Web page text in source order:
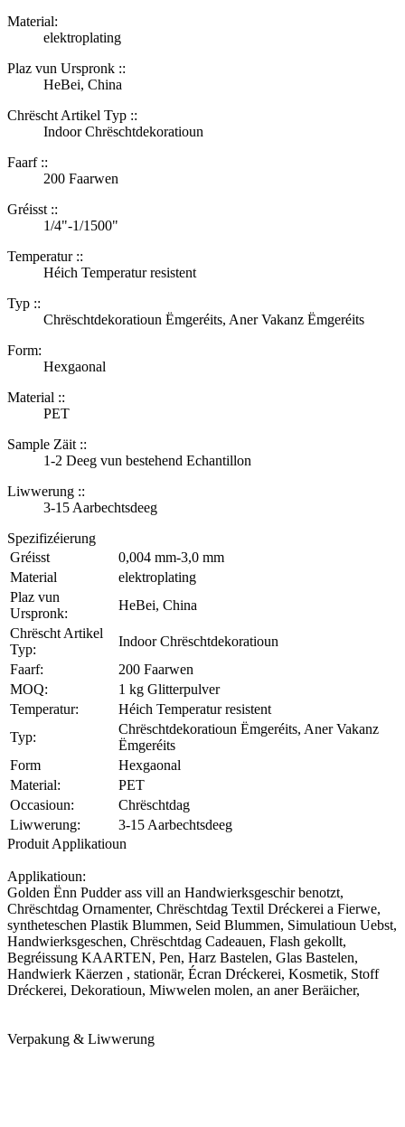
Material:
elektroplating
Plaz vun Urspronk ::
HeBei, China
Chrëscht Artikel Typ ::
Indoor Chrëschtdekoratioun
Faarf ::
200 Faarwen
Gréisst ::
1/4"-1/1500"
Temperatur ::
Héich Temperatur resistent
Typ ::
Chrëschtdekoratioun Ëmgeréits, Aner Vakanz Ëmgeréits
Form:
Hexgaonal
Material ::
PET
Sample Zäit ::
1-2 Deeg vun bestehend Echantillon
Liwwerung ::
3-15 Aarbechtsdeeg
Spezifizéierung
Gréisst
0,004 mm-3,0 mm
Material
elektroplating
Plaz vun
Urspronk:
HeBei, China
Chrëscht Artikel
Typ:
Indoor Chrëschtdekoratioun
Faarf:
200 Faarwen
MOQ:
1 kg Glitterpulver
Temperatur:
Héich Temperatur resistent
Typ:
Chrëschtdekoratioun Ëmgeréits, Aner Vakanz
Ëmgeréits
Form
Hexgaonal
Material:
PET
Occasioun:
Chrëschtdag
Liwwerung:
3-15 Aarbechtsdeeg
Produit Applikatioun
Applikatioun:
Golden Ënn Pudder ass vill an Handwierksgeschir benotzt,
Chrëschtdag Ornamenter, Chrëschtdag Textil Dréckerei a Fierwe,
syntheteschen Plastik Blummen, Seid Blummen, Simulatioun Uebst,
Handwierksgeschen, Chrëschtdag Cadeauen, Flash gekollt,
Begréissung KAARTEN, Pen, Harz Bastelen, Glas Bastelen,
Handwierk Käerzen , stationär, Écran Dréckerei, Kosmetik, Stoff
Dréckerei, Dekoratioun, Miwwelen molen, an aner Beräicher,
Verpakung & Liwwerung